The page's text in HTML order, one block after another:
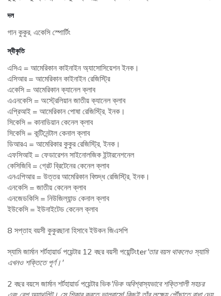
দল
গান কুকুর, একেসি স্পোর্টিং
স্বীকৃতি
এসিএ = আমেরিকান কাইনাইন অ্যাসোসিয়েশন ইনক।
এসিআর = আমেরিকান কাইনাইন রেজিস্ট্রি
একেসি = আমেরিকান ক্যানেল ক্লাব
এএনকেসি = অস্ট্রেলিয়ান জাতীয় ক্যানেল ক্লাব
এপ্রিআই = আমেরিকান পোষা রেজিস্ট্রি, ইনক।
সিকেসি = কানাডিয়ান কেনেল ক্লাব
সিকেসি = কন্টিনেন্টাল কেনাল ক্লাব
ডিআরএ = আমেরিকার কুকুর রেজিস্ট্রি, ইনক।
এফসিআই = ফেডারেশন সাইনোলজিক ইন্টারনেশনেল
কেসিজিবি = গ্রেট ব্রিটেনের কেনেল ক্লাব
এনএপিআর = উত্তর আমেরিকান বিশুদ্ধ রেজিস্ট্রি, ইনক।
এনকেসি = জাতীয় কেনেল ক্লাব
এনজেডকিসি = নিউজিল্যান্ড কেনাল ক্লাব
ইউকেসি = ইউনাইটেড কেনেল ক্লাব
8 সপ্তাহ বয়সী কুকুরছানা হিসাবে ইউকন জিএসপি
স্যামি জার্মান শর্টহায়ার্ড পয়েন্টার 12 বছর বয়সী পয়েন্টিংter'তার বয়স থাকলেও স্যামি
এখনও শক্তিতে পূর্ণ।'
2 বছর বয়সে জার্মান শর্টহায়ার্ড পয়েন্টার ভিক'ভিক অবিশ্বাস্যভাবে শক্তিশালী সহচর